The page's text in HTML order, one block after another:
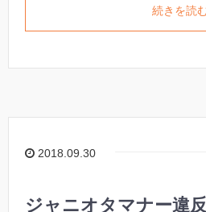
続きを読
2018.09.30
ジャニオタマナー違